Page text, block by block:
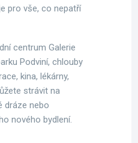
pro vše, co nepatří
centrum Galerie
Podviní, chlouby
kina, lékárny,
strávit na
dráze nebo
nového bydlení.